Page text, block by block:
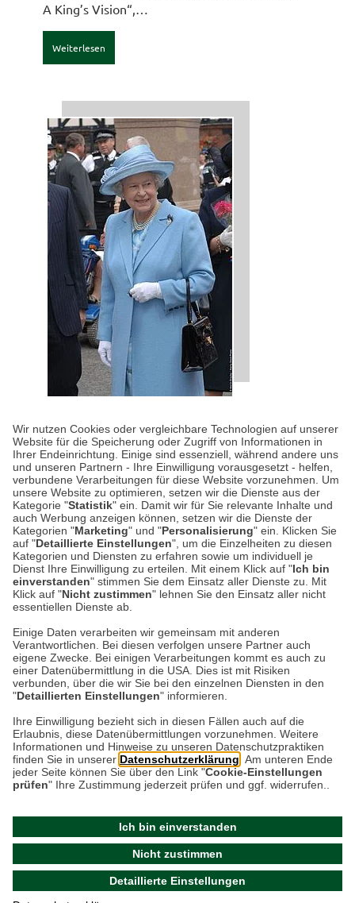
Wir nutzen Cookies oder vergleichbare Technologien auf unserer
Website für die Speicherung oder Zugriff von Informationen in
Ihrer Endeinrichtung. Einige sind essenziell, während andere uns
und unseren Partnern - Ihre Einwilligung vorausgesetzt - helfen,
verbundene Verarbeitungen für diese Website vorzunehmen. Um
unsere Website zu optimieren, setzen wir die Dienste aus der
Kategorie "Statistik" ein. Damit wir für Sie relevante Inhalte und
auch Werbung anzeigen können, setzen wir die Dienste der
Kategorien "Marketing" und "Personalisierung" ein. Klicken Sie
auf "Detaillierte Einstellungen", um die Einzelheiten zu diesen
Kategorien und Diensten zu erfahren sowie um individuell je
Dienst Ihre Einwilligung zu erteilen. Mit einem Klick auf "Ich bin
einverstanden" stimmen Sie dem Einsatz aller Dienste zu. Mit
Klick auf "Nicht zustimmen" lehnen Sie den Einsatz aller nicht
essentiellen Dienste ab.
Einige Daten verarbeiten wir gemeinsam mit anderen
Verantwortlichen. Bei diesen verfolgen unsere Partner auch
eigene Zwecke. Bei einigen Verarbeitungen kommt es auch zu
einer Datenübermittlung in die USA. Dies ist mit Risiken
verbunden, über die wir Sie bei den einzelnen Diensten in den
"Detaillierten Einstellungen" informieren.
Ihre Einwilligung bezieht sich in diesen Fällen auch auf die
Erlaubnis, diese Datenübermittlungen vorzunehmen. Weitere
Informationen und Hinweise zu unseren Datenschutzpraktiken
finden Sie in unserer Datenschutzerklärung . Am unteren Ende
jeder Seite können Sie über den Link "Cookie-Einstellungen
prüfen" Ihre Zustimmung jederzeit prüfen und ggf. widerrufen..
Ich bin einverstanden
Nicht zustimmen
Detaillierte Einstellungen
A King’s Vision“,…
Weiterlesen
STIRNIMANN
Die Lieblingsmarken von
Queen Elizabeth II.
Die verstorbene Königin Elizabeth II. kann
man getrost als Stilikone bezeichnen. Nicht,
dass sie ihren Reichtum und ihren Status zur
Schau gestellt…
Weiterlesen
Datenschutz Impressum
Kontakt
Netiquette
© 2026 - THE BRITISH SHOP Versandhandel GmbH & Co.
KG |Cookie-Einstellungen prüfen